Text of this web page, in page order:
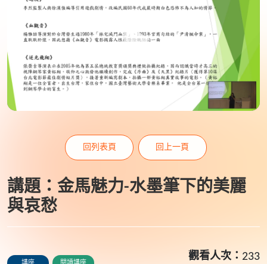
講題：金馬魅力-水墨筆下的美麗
與哀愁
回列表頁 回上一頁
觀看人次： 233